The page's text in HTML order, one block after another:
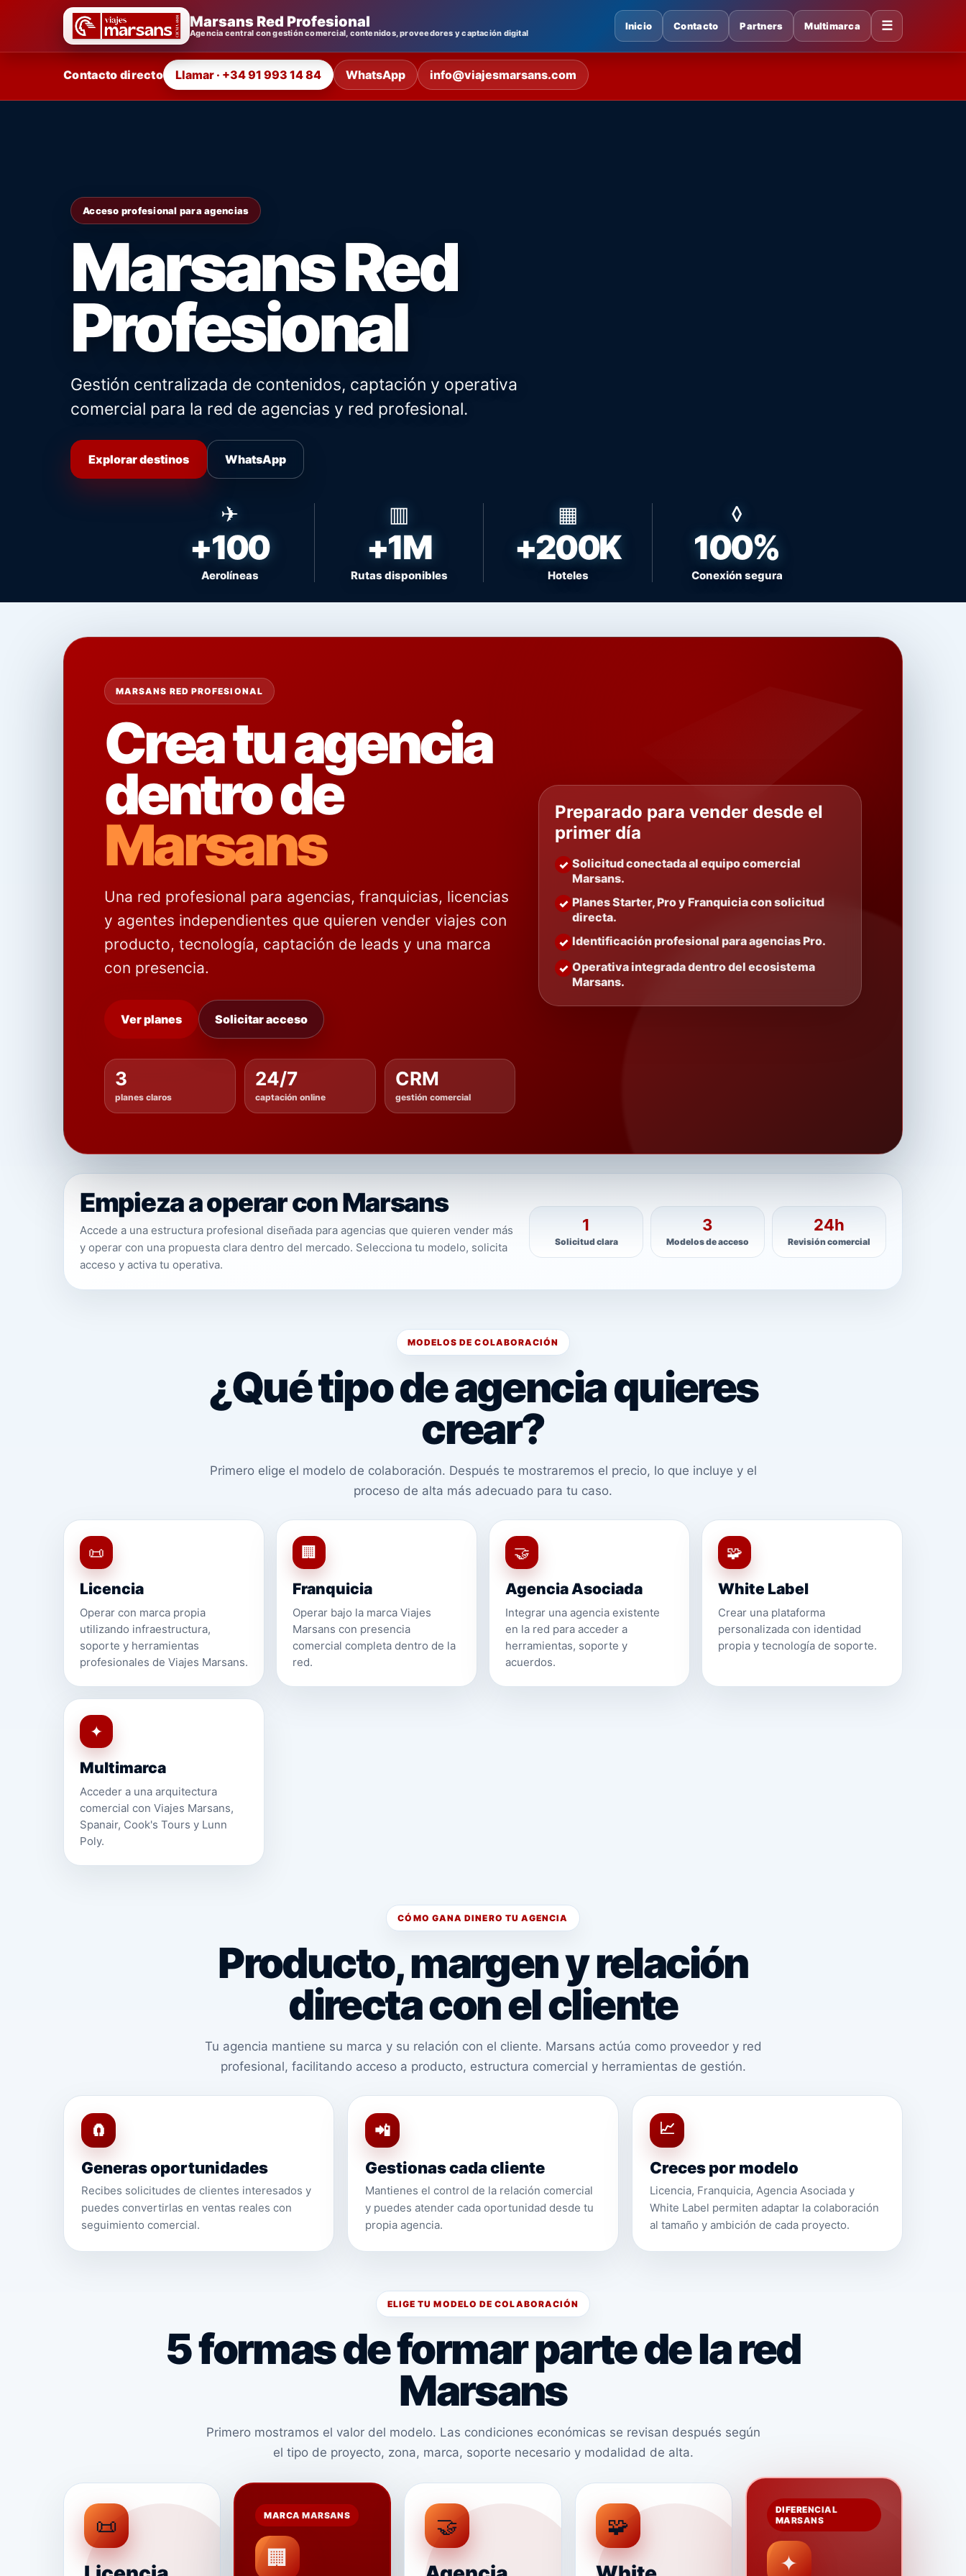
Marsans Red Profesional
Agencia central con gestión comercial, contenidos, proveedores y captación digital
Inicio Contacto Partners Multimarca ☰
Contacto directo Llamar · +34 91 993 14 84 WhatsApp info@viajesmarsans.com
Acceso profesional para agencias
Marsans Red
Profesional
Gestión centralizada de contenidos, captación y operativa
comercial para la red de agencias y red profesional.
Explorar destinos WhatsApp
+100
Aerolíneas
+1M
Rutas disponibles
+200K
Hoteles
100%
Conexión segura
MARSANS RED PROFESIONAL
Crea tu agencia
dentro de
Marsans
Una red profesional para agencias, franquicias, licencias
y agentes independientes que quieren vender viajes con
producto, tecnología, captación de leads y una marca
con presencia.
Ver planes Solicitar acceso
3
planes claros
24/7
captación online
CRM
gestión comercial
Preparado para vender desde el
primer día
Solicitud conectada al equipo comercial
Marsans.
Planes Starter, Pro y Franquicia con solicitud
directa.
Identificación profesional para agencias Pro.
Operativa integrada dentro del ecosistema
Marsans.
Empieza a operar con Marsans
Accede a una estructura profesional diseñada para agencias que quieren vender más
y operar con una propuesta clara dentro del mercado. Selecciona tu modelo, solicita
acceso y activa tu operativa.
1
Solicitud clara
3
Modelos de acceso
24h
Revisión comercial
MODELOS DE COLABORACIÓN
¿Qué tipo de agencia quieres
crear?
Primero elige el modelo de colaboración. Después te mostraremos el precio, lo que incluye y el
proceso de alta más adecuado para tu caso.
📜
Licencia
Operar con marca propia
utilizando infraestructura,
soporte y herramientas
profesionales de Viajes Marsans.
🏢
Franquicia
Operar bajo la marca Viajes
Marsans con presencia
comercial completa dentro de la
red.
🤝
Agencia Asociada
Integrar una agencia existente
en la red para acceder a
herramientas, soporte y
acuerdos.
🧩
White Label
Crear una plataforma
personalizada con identidad
propia y tecnología de soporte.
✦
Multimarca
Acceder a una arquitectura
comercial con Viajes Marsans,
Spanair, Cook's Tours y Lunn
Poly.
CÓMO GANA DINERO TU AGENCIA
Producto, margen y relación
directa con el cliente
Tu agencia mantiene su marca y su relación con el cliente. Marsans actúa como proveedor y red
profesional, facilitando acceso a producto, estructura comercial y herramientas de gestión.
🧲
Generas oportunidades
Recibes solicitudes de clientes interesados y
puedes convertirlas en ventas reales con
seguimiento comercial.
📲
Gestionas cada cliente
Mantienes el control de la relación comercial
y puedes atender cada oportunidad desde tu
propia agencia.
📈
Creces por modelo
Licencia, Franquicia, Agencia Asociada y
White Label permiten adaptar la colaboración
al tamaño y ambición de cada proyecto.
ELIGE TU MODELO DE COLABORACIÓN
5 formas de formar parte de la red
Marsans
Primero mostramos el valor del modelo. Las condiciones económicas se revisan después según
el tipo de proyecto, zona, marca, soporte necesario y modalidad de alta.
📜 MARCA MARSANS
🏢
🤝 🧩
DIFERENCIAL
MARSANS
✦